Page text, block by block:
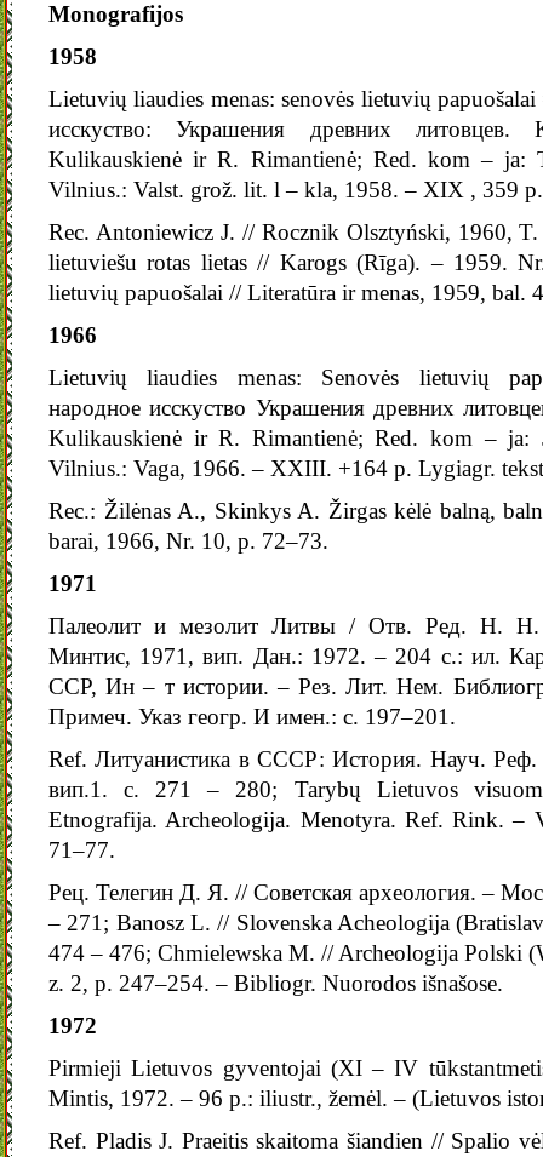
Monografijos
1958
Lietuvių liaudies menas: senovės lietuvių
исскуство: Украшения древних
Kulikauskienė ir R. Rimantienė; Red. kom – ja:
Vilnius.: Valst. grož. lit. l – kla, 1958. – XIX , 359 p.
Rec. Antoniewicz J. // Rocznik Olsztyński, 1960,
lietuviešu rotas lietas // Karogs (Rīga). – 1959.
lietuvių papuošalai // Literatūra ir menas, 1959, bal.
1966
Lietuvių liaudies menas: Senovės lietuvių
нарoдное исскуство Украшения древних
Kulikauskienė ir R. Rimantienė; Red. kom –
Vilnius.: Vaga, 1966. – XXIII. +164 p. Lygiagr.
Rec.: Žilėnas A., Skinkys A. Žirgas kėlė balną,
barai, 1966, Nr. 10, p. 72–73.
1971
Палеолит и мезолит Литвы / Отв. Ред. Н.
Минтис, 1971, вип. Дан.: 1972. – 204 с.: ил.
ССР, Ин – т истории. – Рез. Лит. Нем.
Примеч. Указ геогр. И имен.: с. 197–201.
Ref. Литуанистика в СССР: История. Науч.
вип.1. с. 271 – 280; Tarybų Lietuvos
Etnografija. Archeologija. Menotyra. Ref. Rink. –
71–77.
Рец. Телегин Д. Я. // Советская археология. –
– 271; Banosz L. // Slovenska Acheologija
474 – 476; Chmielewska M. // Archeologija Polski
z. 2, p. 247–254. – Bibliogr. Nuorodos išnašose.
1972
Pirmieji Lietuvos gyventojai (XI – IV
Mintis, 1972. – 96 p.: iliustr., žemėl. – (Lietuvos
Ref. Pladis J. Praeitis skaitoma šiandien // Spalio